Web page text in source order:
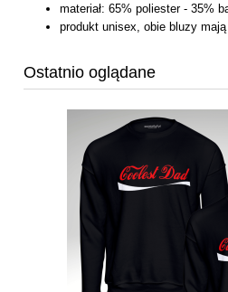
materiał: 65% poliester - 35%
produkt unisex, obie bluzy
Ostatnio oglądane